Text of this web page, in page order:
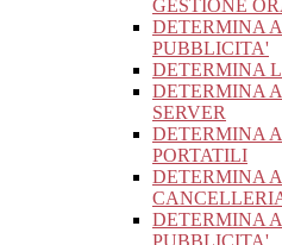
GESTIONE
DETERMINA
PUBBLICITA'
DETERMINA
DETERMINA
SERVER
DETERMINA
PORTATILI
DETERMINA
DETERMINA